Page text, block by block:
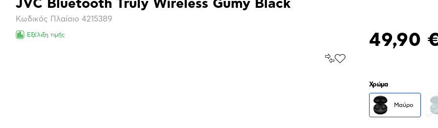
Βασικά
χαρακτηριστικά
JVC Bluetooth Truly Wireless Gumy Black
Κωδικός Πλαίσιο 4215389
Εξέλιξη τιμής
Σύγκρινέ
Προσθήκη
49,90
Χρώμα
Μαύρο